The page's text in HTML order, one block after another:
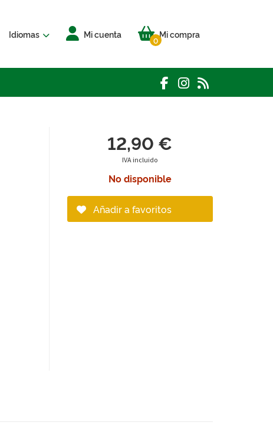
Idiomas Mi cuenta Mi compra
0
12,90 €
IVA incluido
No disponible
Añadir a favoritos